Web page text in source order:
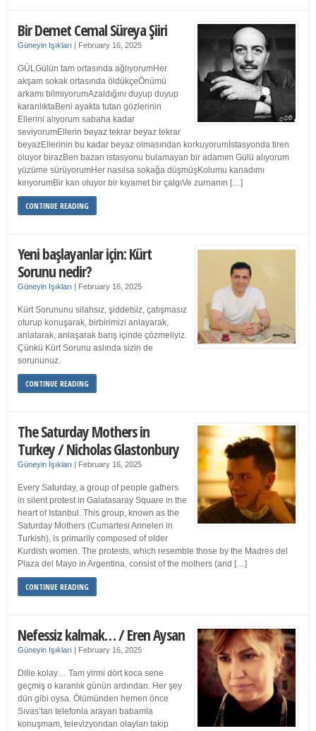
Bir Demet Cemal Süreya Şiiri
Güneyin Işıkları | February 16, 2025
GÜLGülün tam ortasında ağlıyorumHer
akşam sokak ortasında öldükçeÖnümü
arkamı bilmiyorumAzaldığını duyup duyup
karanlıktaBeni ayakta tutan gözlerinin
Ellerini alıyorum sabaha kadar
seviyorumEllerin beyaz tekrar beyaz tekrar
beyazEllerinin bu kadar beyaz olmasından korkuyorumİstasyonda tiren
oluyor birazBen bazan istasyonu bulamayan bir adamım Gülü alıyorum
yüzüme sürüyorumHer nasılsa sokağa düşmüşKolumu kanadımı
kırıyorumBir kan oluyor bir kıyamet bir çalgıVe zurnanın […]
CONTINUE READING
Yeni başlayanlar için: Kürt
Sorunu nedir?
Güneyin Işıkları | February 16, 2025
Kürt Sorununu silahsız, şiddetsiz, çatışmasız
oturup konuşarak, birbirimizi anlayarak,
anlatarak, anlaşarak barış içinde çözmeliyiz.
Çünkü Kürt Sorunu aslında sizin de
sorununuz.
CONTINUE READING
The Saturday Mothers in
Turkey / Nicholas Glastonbury
Güneyin Işıkları | February 16, 2025
Every Saturday, a group of people gathers
in silent protest in Galatasaray Square in the
heart of Istanbul. This group, known as the
Saturday Mothers (Cumartesi Anneleri in
Turkish), is primarily composed of older
Kurdish women. The protests, which resemble those by the Madres del
Plaza del Mayo in Argentina, consist of the mothers (and […]
CONTINUE READING
Nefessiz kalmak… / Eren Aysan
Güneyin Işıkları | February 16, 2025
Dille kolay… Tam yirmi dört koca sene
geçmiş o karanlık günün ardından. Her şey
dün gibi oysa. Ölümünden hemen önce
Sıvas’tan telefonla arayan babamla
konuşmam, televizyondan olayları takip